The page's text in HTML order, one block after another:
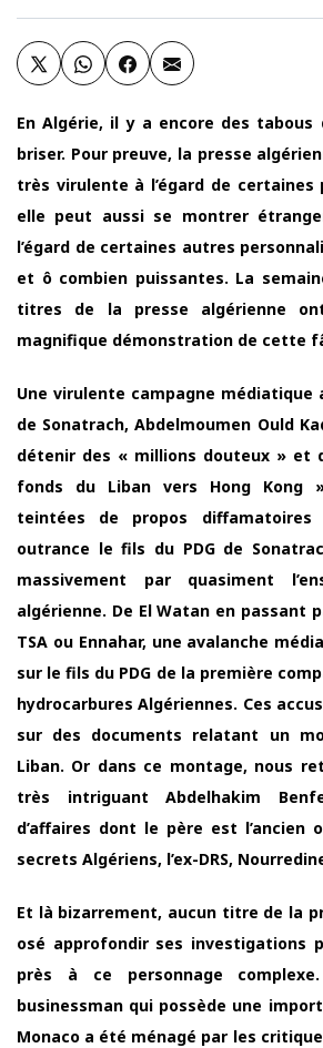
En Algérie, il y a encore des tabous
briser. Pour preuve, la presse
très virulente à l’égard de certaines
elle peut aussi se montrer
l’égard de certaines autres
et ô combien puissantes. La
titres de la presse algérienne
magnifique démonstration de cette
Une virulente campagne médiatique
de Sonatrach, Abdelmoumen Ould
détenir des « millions douteux » et
fonds du Liban vers Hong Kong
teintées de propos
outrance le fils du PDG de
massivement par quasiment
algérienne. De El Watan en passant
TSA ou Ennahar, une avalanche
sur le fils du PDG de la première
hydrocarbures Algériennes. Ces
sur des documents relatant un
Liban. Or dans ce montage, nous
très intriguant Abdelhakim
d’affaires dont le père est l’ancien
secrets Algériens, l’ex-DRS,
Et là bizarrement, aucun titre de la
osé approfondir ses investigations
près à ce personnage
businessman qui possède une
Monaco a été ménagé par les